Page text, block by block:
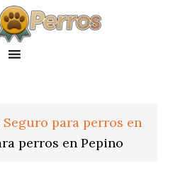
Seguro para perros en
perros en Pepino